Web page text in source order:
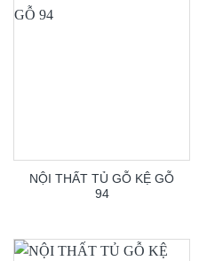
NỘI THẤT TỦ GỖ KỆ GỖ
94